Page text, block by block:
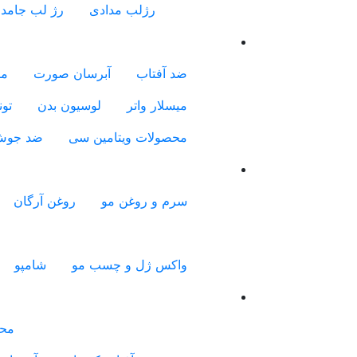
رژلب مدادی رژ لب جامد
ضد آفتاب آبرسان صورت
میسلار واتر
لوسیون بدن
محصولات ویتامین سی
ضد
سرم و روغن مو روغن آرگان
واکس ژل و چسب مو شامپو